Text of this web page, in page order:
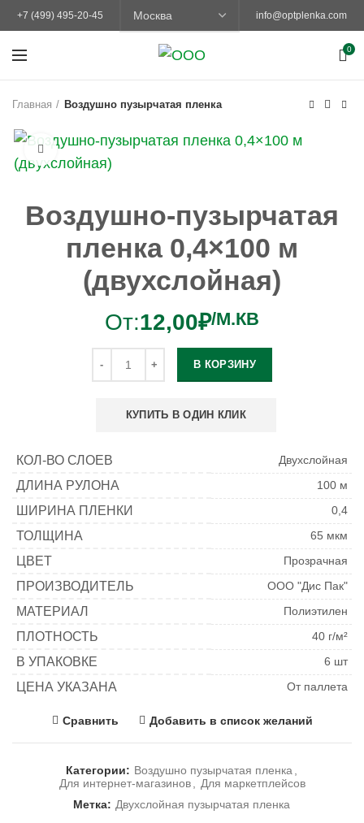
+7 (499) 495-20-45 info@optplenka.com
0
Главная Воздушно пузырчатая пленка
Увеличить
Воздушно-пузырчатая
пленка 0,4×100 м
(двухслойная)
От:12,00₽/М.КВ
В КОРЗИНУ
КУПИТЬ В ОДИН КЛИК
КОЛ-ВО СЛОЕВ Двухслойная
ДЛИНА РУЛОНА 100 м
ШИРИНА ПЛЕНКИ 0,4
ТОЛЩИНА 65 мкм
ЦВЕТ Прозрачная
ПРОИЗВОДИТЕЛЬ ООО "Дис Пак"
МАТЕРИАЛ Полиэтилен
ПЛОТНОСТЬ 40 г/м²
В УПАКОВКЕ 6 шт
ЦЕНА УКАЗАНА От паллета
Сравнить Добавить в список желаний
Категории: Воздушно пузырчатая пленка
Для интернет-магазинов
Для маркетплейсов
Метка: Двухслойная пузырчатая пленка